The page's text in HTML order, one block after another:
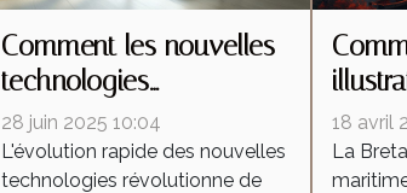
Comment les nouvelles
technologies
transforment-elles les
aspirateurs autonomes ?
28 juin 2025 10:04
L'évolution rapide des nouvelles
technologies révolutionne de
la
18 avril
La